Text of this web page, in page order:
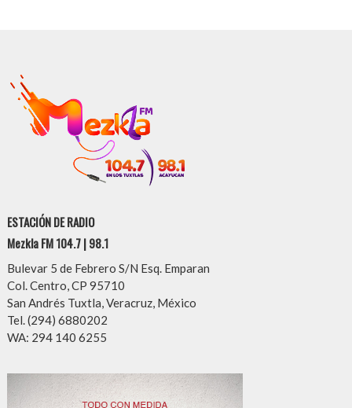
ESTACIÓN DE RADIO
Mezkla FM 104.7 | 98.1
Bulevar 5 de Febrero S/N Esq. Emparan
Col. Centro, CP 95710
San Andrés Tuxtla, Veracruz, México
Tel. (294) 6880202
WA: 294 140 6255